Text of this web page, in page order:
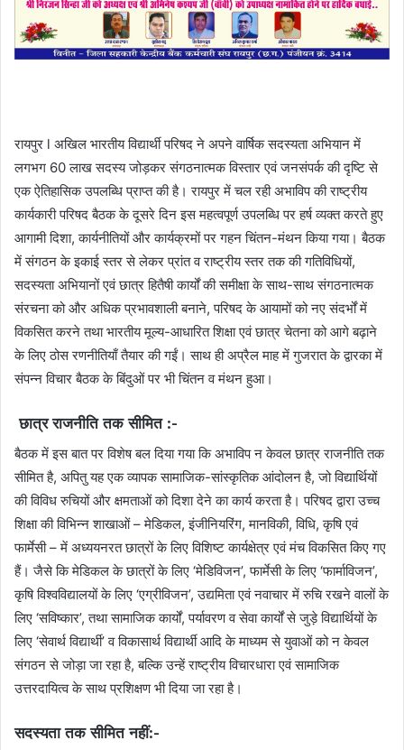
रायपुर l अखिल भारतीय विद्यार्थी परिषद ने अपने वार्षिक सदस्यता अभियान में
लगभग 60 लाख सदस्य जोड़कर संगठनात्मक विस्तार एवं जनसंपर्क की दृष्टि से
एक ऐतिहासिक उपलब्धि प्राप्त की है। रायपुर में चल रही अभाविप की राष्ट्रीय
कार्यकारी परिषद बैठक के दूसरे दिन इस महत्वपूर्ण उपलब्धि पर हर्ष व्यक्त करते हुए
आगामी दिशा, कार्यनीतियों और कार्यक्रमों पर गहन चिंतन-मंथन किया गया। बैठक
में संगठन के इकाई स्तर से लेकर प्रांत व राष्ट्रीय स्तर तक की गतिविधियों,
सदस्यता अभियानों एवं छात्र हितैषी कार्यों की समीक्षा के साथ-साथ संगठनात्मक
संरचना को और अधिक प्रभावशाली बनाने, परिषद के आयामों को नए संदर्भों में
विकसित करने तथा भारतीय मूल्य-आधारित शिक्षा एवं छात्र चेतना को आगे बढ़ाने
के लिए ठोस रणनीतियाँ तैयार की गईं। साथ ही अप्रैल माह में गुजरात के द्वारका में
संपन्न विचार बैठक के बिंदुओं पर भी चिंतन व मंथन हुआ।
छात्र राजनीति तक सीमित :-
बैठक में इस बात पर विशेष बल दिया गया कि अभाविप न केवल छात्र राजनीति तक
सीमित है, अपितु यह एक व्यापक सामाजिक-सांस्कृतिक आंदोलन है, जो विद्यार्थियों
की विविध रुचियों और क्षमताओं को दिशा देने का कार्य करता है। परिषद द्वारा उच्च
शिक्षा की विभिन्न शाखाओं – मेडिकल, इंजीनियरिंग, मानविकी, विधि, कृषि एवं
फार्मेसी – में अध्ययनरत छात्रों के लिए विशिष्ट कार्यक्षेत्र एवं मंच विकसित किए गए
हैं। जैसे कि मेडिकल के छात्रों के लिए ‘मेडिविजन’, फार्मेसी के लिए ‘फार्माविजन’,
कृषि विश्वविद्यालयों के लिए ‘एग्रीविजन’, उद्यमिता एवं नवाचार में रुचि रखने वालों के
लिए ‘सविष्कार’, तथा सामाजिक कार्यों, पर्यावरण व सेवा कार्यों से जुड़े विद्यार्थियों के
लिए ‘सेवार्थ विद्यार्थी’ व विकासार्थ विद्यार्थी आदि के माध्यम से युवाओं को न केवल
संगठन से जोड़ा जा रहा है, बल्कि उन्हें राष्ट्रीय विचारधारा एवं सामाजिक
उत्तरदायित्व के साथ प्रशिक्षण भी दिया जा रहा है।
सदस्यता तक सीमित नहीं:-